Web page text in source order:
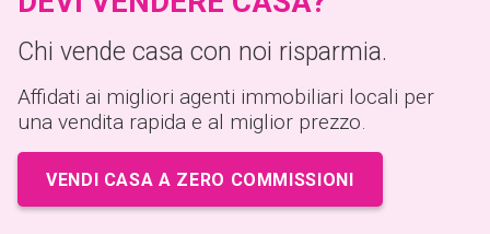
Chi vende casa con noi risparmia.
Affidati ai migliori agenti immobiliari locali per
una vendita rapida e al miglior prezzo.
VENDI CASA A ZERO COMMISSIONI